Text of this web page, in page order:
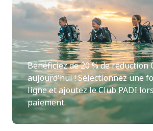
Bénéficiez de 20 % de réduction
aujourd'hui ! Sélectionnez une
ligne et ajoutez le Club PADI
paiement.